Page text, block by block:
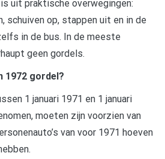
uit praktische overwegingen:
schuiven op, stappen uit en in de
in de bus. In de meeste
geen gordels.
1972 gordel?
1 januari 1971 en 1 januari
moeten zijn voorzien van
van voor 1971 hoeven